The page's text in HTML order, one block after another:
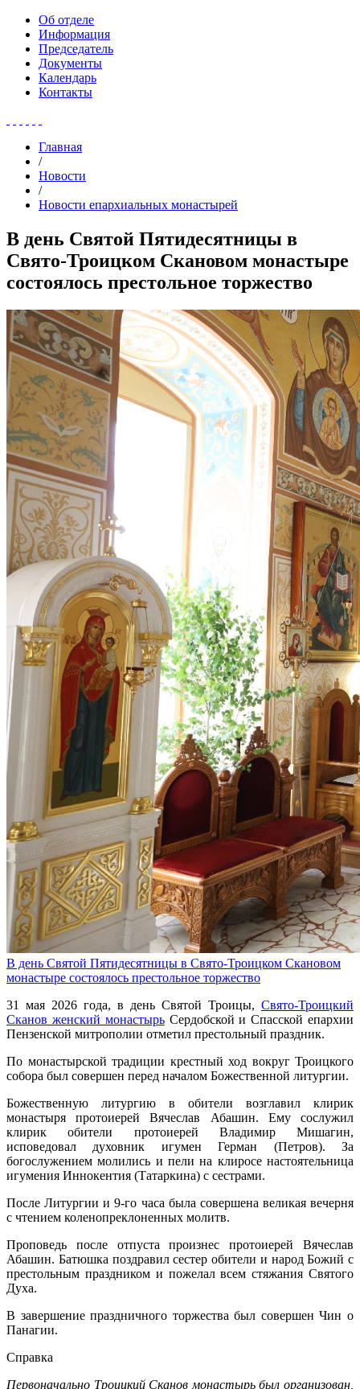
Об отделе
Информация
Председатель
Документы
Календарь
Контакты
Главная
/
Новости
/
Новости епархиальных монастырей
В день Святой Пятидесятницы в
Свято-Троицком Скановом монастыре
состоялось престольное торжество
В день Святой Пятидесятницы в Свято-Троицком Скановом
монастыре состоялось престольное торжество
31 мая 2026 года, в день Святой Троицы, Свято-Троицкий
Сканов женский монастырьСердобской и Спасской епархии
Пензенской митрополии отметил престольный праздник.
По монастырской традиции крестный ход вокруг Троицкого
собора был совершен перед началом Божественной литургии.
Божественную литургию в обители возглавил клирик
монастыря протоиерей Вячеслав Абашин. Ему сослужил
клирик обители протоиерей Владимир Мишагин,
исповедовал духовник игумен Герман (Петров). За
богослужением молились и пели на клиросе настоятельница
игумения Иннокентия (Татаркина) с сестрами.
После Литургии и 9-го часа была совершена великая вечерня
с чтением коленопреклоненных молитв.
Проповедь после отпуста произнес протоиерей Вячеслав
Абашин. Батюшка поздравил сестер обители и народ Божий с
престольным праздником и пожелал всем стяжания Святого
Духа.
В завершение праздничного торжества был совершен Чин о
Панагии.
Справка
Первоначально Троицкий Сканов монастырь был организован,